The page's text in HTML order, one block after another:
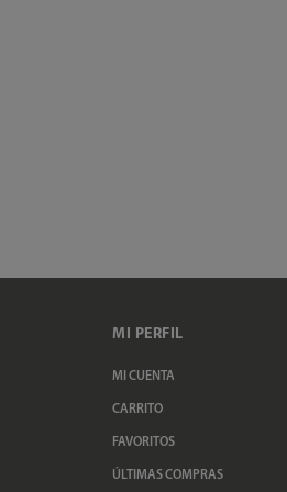
MI PERFIL
MI CUENTA
CARRITO
FAVORITOS
ÚLTIMAS COMPRAS